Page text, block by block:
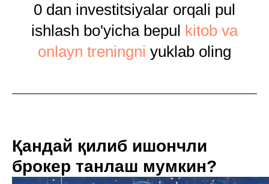
0 dan investitsiyalar orqali pul
ishlash bo'yicha bepul kitob va
onlayn treningni yuklab oling
Қандай қилиб ишончли
брокер танлаш мумкин?